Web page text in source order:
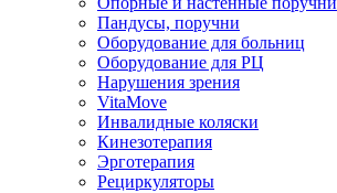
Пандусы, поручни
Оборудование для больниц
Оборудование для РЦ
Нарушения зрения
VitaMove
Инвалидные коляски
Кинезотерапия
Эрготерапия
Рециркуляторы